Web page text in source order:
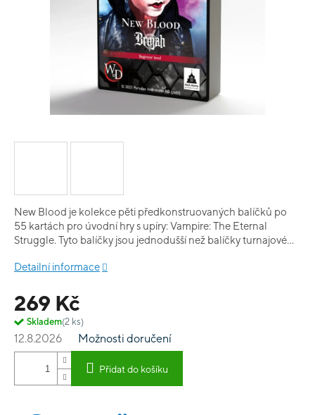
269 Kč
Skladem(2 ks)
12.8.2026 Možnosti doručení
Přidat do košíku
New Blood je kolekce pěti předkonstruovaných balíčků po
55 kartách pro úvodní hry s upíry: Vampire: The Eternal
Struggle. Tyto balíčky jsou jednodušší než balíčky turnajové
Jsou vyvážené a vhodné pro zábavné a vzrušující první
přiložených karet jsou reprinty a některé jsou zcela nové pro
tuto sadu, všechny jsou připraveny k míchání s kartami z jiných
sad. Tento balíček je ve variantě Brujah, který se soustředí na
prozíravost a anarchistickou taktiku, díky které vaši upíři
odradí všechny vaše nepřátele od útoku.
Detailní informace